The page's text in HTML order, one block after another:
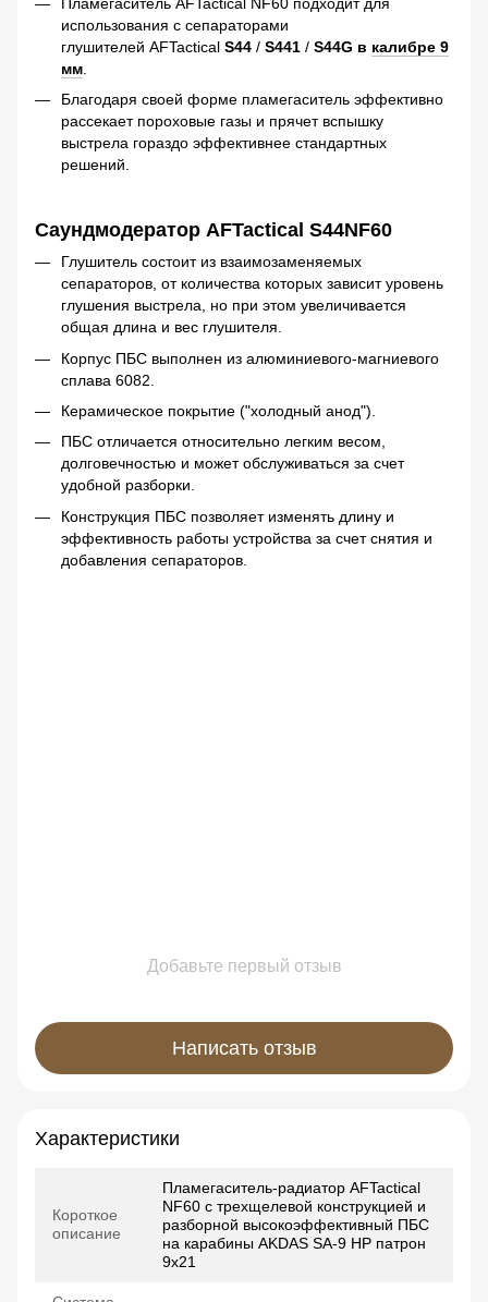
использования с сепараторами
глушителей AFTactical S44 / S441 / S44G в калибре 9
мм
Благодаря своей форме пламегаситель эффективно
рассекает пороховые газы и прячет вспышку
выстрела гораздо эффективнее стандартных
решений.
Саундмодератор AFTactical S44NF60
Глушитель состоит из взаимозаменяемых
сепараторов, от количества которых зависит уровень
глушения выстрела, но при этом увеличивается
общая длина и вес глушителя.
Корпус ПБС выполнен из алюминиевого-магниевого
сплава 6082.
Керамическое покрытие ("холодный анод").
ПБС отличается относительно легким весом,
долговечностью и может обслуживаться за счет
удобной разборки.
Конструкция ПБС позволяет изменять длину и
эффективность работы устройства за счет снятия и
добавления сепараторов.
Добавьте первый отзыв
Написать отзыв
Характеристики
Короткое
описание
Пламегаситель-радиатор AFTactical
NF60 с трехщелевой конструкцией и
разборной высокоэффективный ПБС
на карабины AKDAS SA-9 HP патрон
9х21